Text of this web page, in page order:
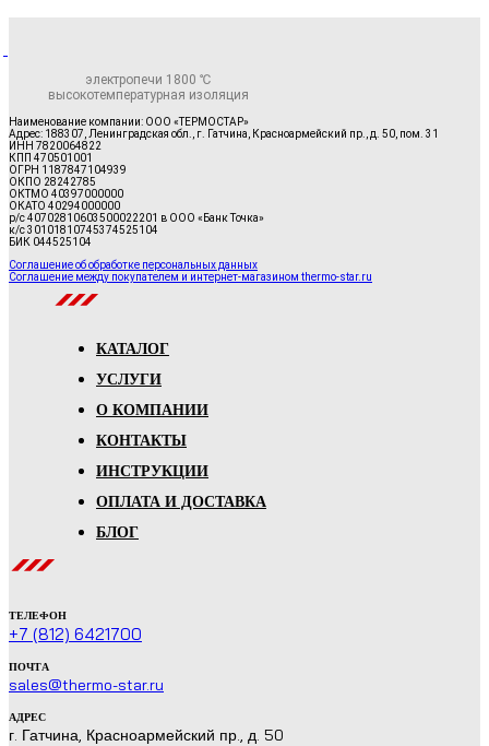
электропечи 1800 ℃
высокотемпературная изоляция
Наименование компании: ООО «ТЕРМОСТАР»
Адрес: 188307, Ленинградская обл., г. Гатчина, Красноармейский пр., д. 50, пом. 31
ИНН 7820064822
КПП 470501001
ОГРН 1187847104939
ОКПО 28242785
ОКТМО 40397000000
ОКАТО 40294000000
р/с 40702810603500022201 в ООО «Банк Точка»
к/с 30101810745374525104
БИК 044525104
Соглашение об обработке персональных данных
Соглашение между покупателем и интернет-магазином thermo-star.ru
КАТАЛОГ
УСЛУГИ
О КОМПАНИИ
КОНТАКТЫ
ИНСТРУКЦИИ
ОПЛАТА И ДОСТАВКА
БЛОГ
ТЕЛЕФОН
+7 (812) 6421700
ПОЧТА
sales@thermo-star.ru
АДРЕС
г. Гатчина, Красноармейский пр., д. 50